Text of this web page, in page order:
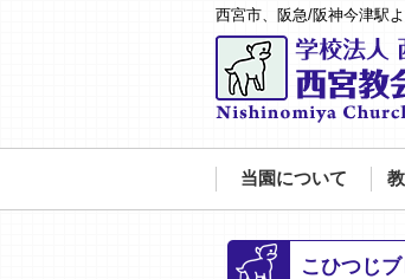
西宮市、阪急/阪神今津駅
当園について
こひつじ